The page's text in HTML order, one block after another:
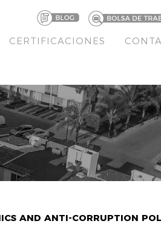
CERTIFICACIONES
AND ANTI-CORRUPTION